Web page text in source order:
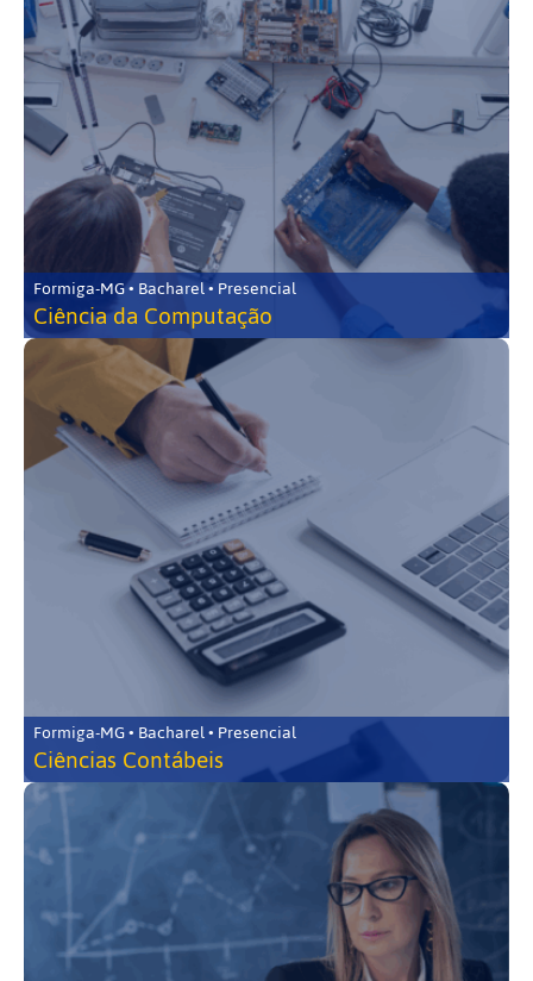
Formiga-MG • Bacharel • Presencial
Ciência da Computação
Formiga-MG • Bacharel • Presencial
Ciências Contábeis